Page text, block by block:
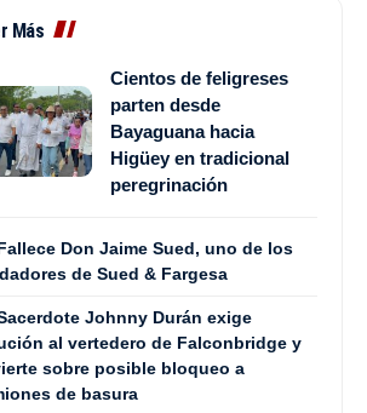
Más
Cientos de feligreses
parten desde
Bayaguana hacia
Higüey en tradicional
peregrinación
Don Jaime Sued, uno de los
de Sued & Fargesa
Johnny Durán exige
al vertedero de Falconbridge y
sobre posible bloqueo a
de basura